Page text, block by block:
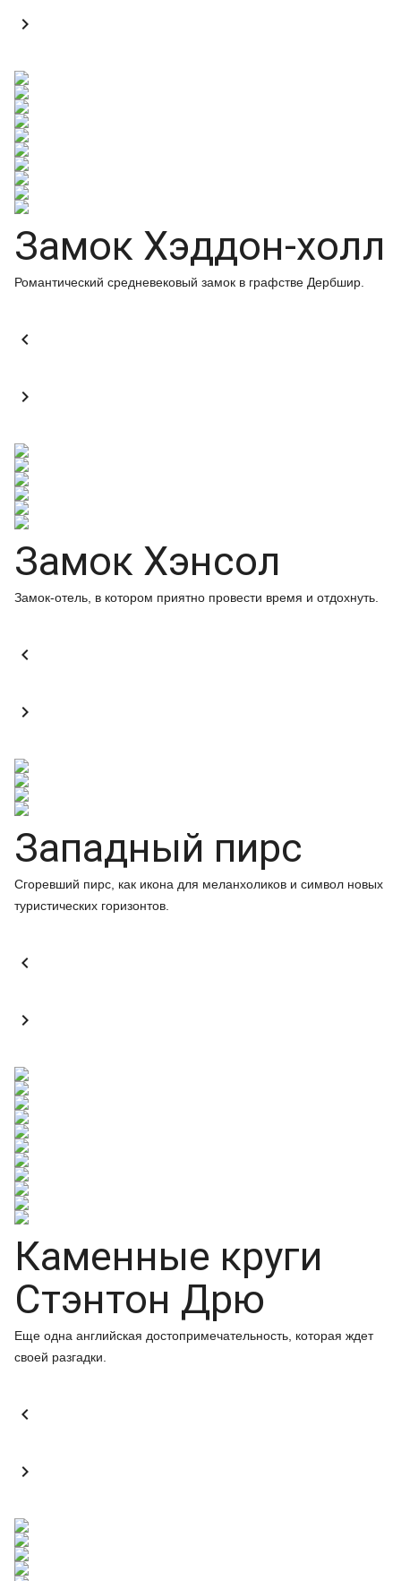

Замок Хэддон-холл
Романтический средневековый замок в графстве Дербшир.


Замок Хэнсол
Замок-отель, в котором приятно провести время и отдохнуть.


Западный пирс
Сгоревший пирс, как икона для меланхоликов и символ новых
туристических горизонтов.


Каменные круги
Стэнтон Дрю
Еще одна английская достопримечательность, которая ждет
своей разгадки.

